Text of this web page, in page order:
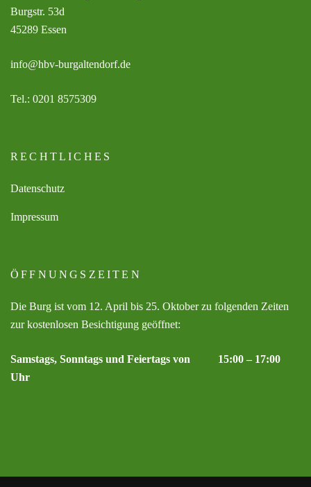
Burgstr. 53d
45289 Essen
info@hbv-burgaltendorf.de
Tel.: 0201 8575309
RECHTLICHES
Datenschutz
Impressum
ÖFFNUNGSZEITEN
Die Burg ist vom 12. April bis 25. Oktober zu folgenden Zeiten
zur kostenlosen Besichtigung geöffnet:
Samstags, Sonntags und Feiertags von 15:00 – 17:00
Uhr